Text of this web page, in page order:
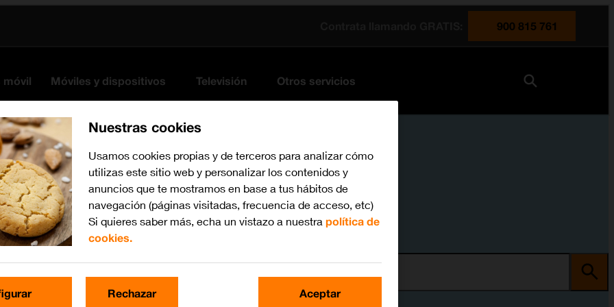
900 815 761
móvil Móviles y dispositivos Televisión Otros servicios
Nuestras cookies
Usamos cookies propias y de terceros para analizar cómo
utilizas este sitio web y personalizar los contenidos y
anuncios que te mostramos en base a tus hábitos de
navegación (páginas visitadas, frecuencia de acceso, etc)
Si quieres saber más, echa un vistazo a nuestra política de
cookies.
Rechazar Aceptar